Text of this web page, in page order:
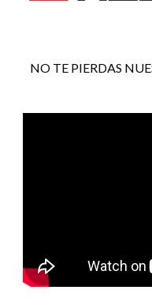
NO TE PIERDAS